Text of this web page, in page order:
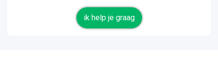
ik help je graag